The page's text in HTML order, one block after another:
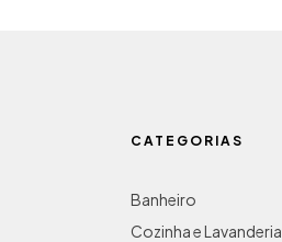
CATEGORIAS
Banheiro
Cozinha e Lavanderia